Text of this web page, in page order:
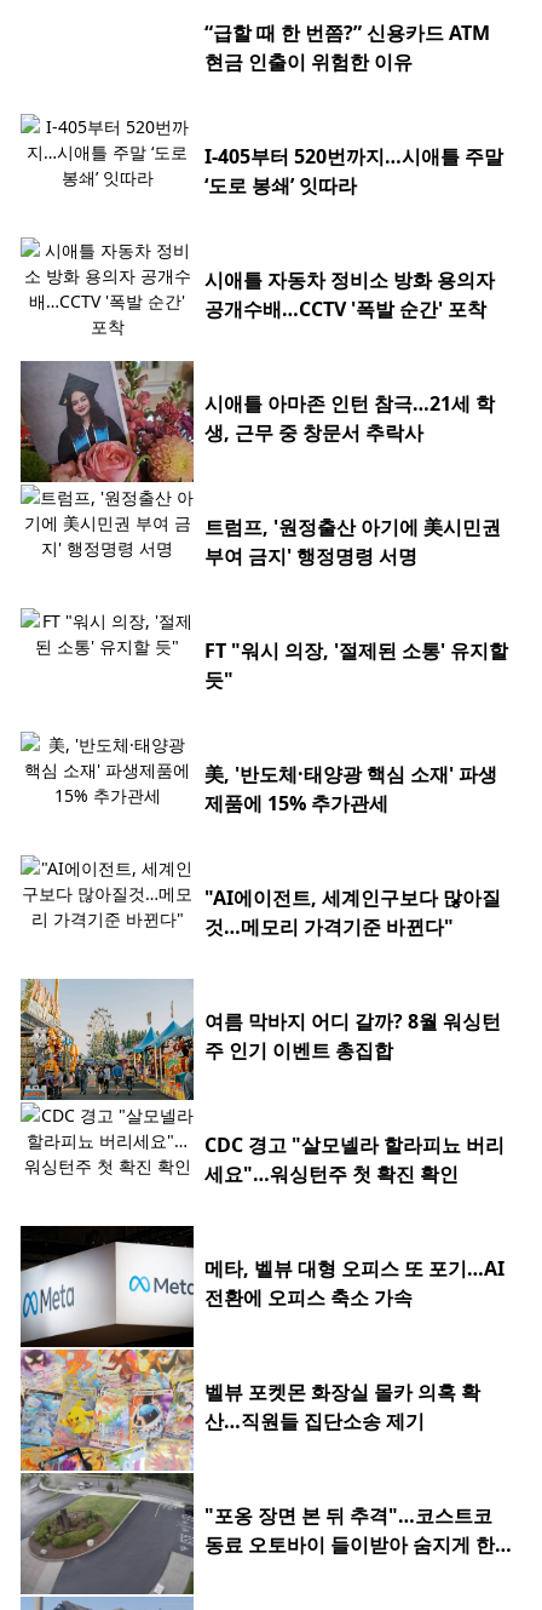
“급할 때 한 번쯤?” 신용카드 ATM
현금 인출이 위험한 이유
I-405부터 520번까지…시애틀 주말
‘도로 봉쇄’ 잇따라
시애틀 자동차 정비소 방화 용의자
공개수배…CCTV '폭발 순간' 포착
시애틀 아마존 인턴 참극…21세 학
생, 근무 중 창문서 추락사
트럼프, '원정출산 아기에 美시민권
부여 금지' 행정명령 서명
FT "워시 의장, '절제된 소통' 유지할
듯"
美, '반도체·태양광 핵심 소재' 파생
제품에 15% 추가관세
"AI에이전트, 세계인구보다 많아질
것…메모리 가격기준 바뀐다"
여름 막바지 어디 갈까? 8월 워싱턴
주 인기 이벤트 총집합
CDC 경고 "살모넬라 할라피뇨 버리
세요"…워싱턴주 첫 확진 확인
메타, 벨뷰 대형 오피스 또 포기…AI
전환에 오피스 축소 가속
벨뷰 포켓몬 화장실 몰카 의혹 확
산…직원들 집단소송 제기
"포옹 장면 본 뒤 추격"…코스트코
동료 오토바이 들이받아 숨지게 한 2